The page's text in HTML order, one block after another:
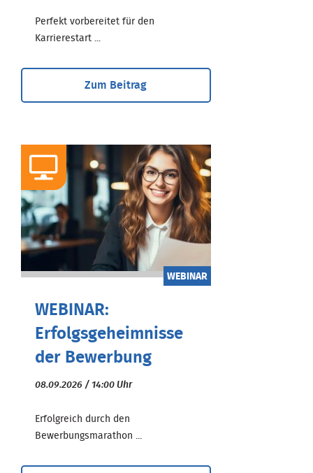
Perfekt vorbereitet für den
Karrierestart ...
Zum Beitrag
WEBINAR
WEBINAR:
Erfolgsgeheimnisse
der Bewerbung
08.09.2026 / 14:00 Uhr
Erfolgreich durch den
Bewerbungsmarathon ...